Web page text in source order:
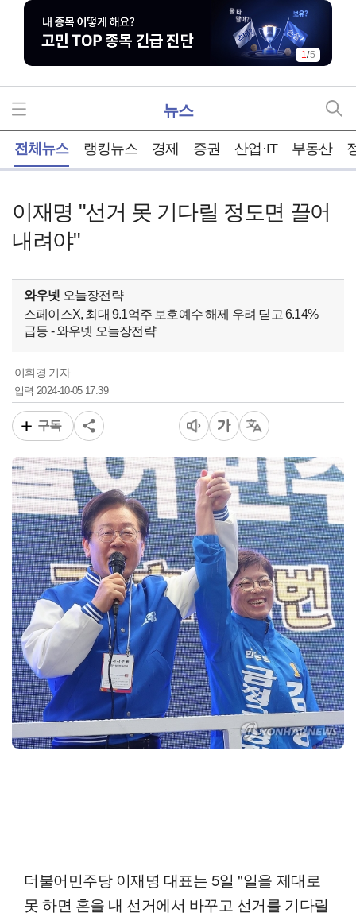
1/5
뉴스
전체뉴스 랭킹뉴스 경제 증권 산업·IT 부동산
이재명 "선거 못 기다릴 정도면 끌어
내려야"
와우넷 오늘장전략
스페이스X, 최대 9.1억주 보호예수 해제 우려 딛고 6.14%
급등 - 와우넷 오늘장전략
이휘경 기자
입력2024-10-05 17:39
구독
더불어민주당 이재명 대표는 5일 "일을 제대로
못 하면 혼을 내 선거에서 바꾸고 선거를 기다릴